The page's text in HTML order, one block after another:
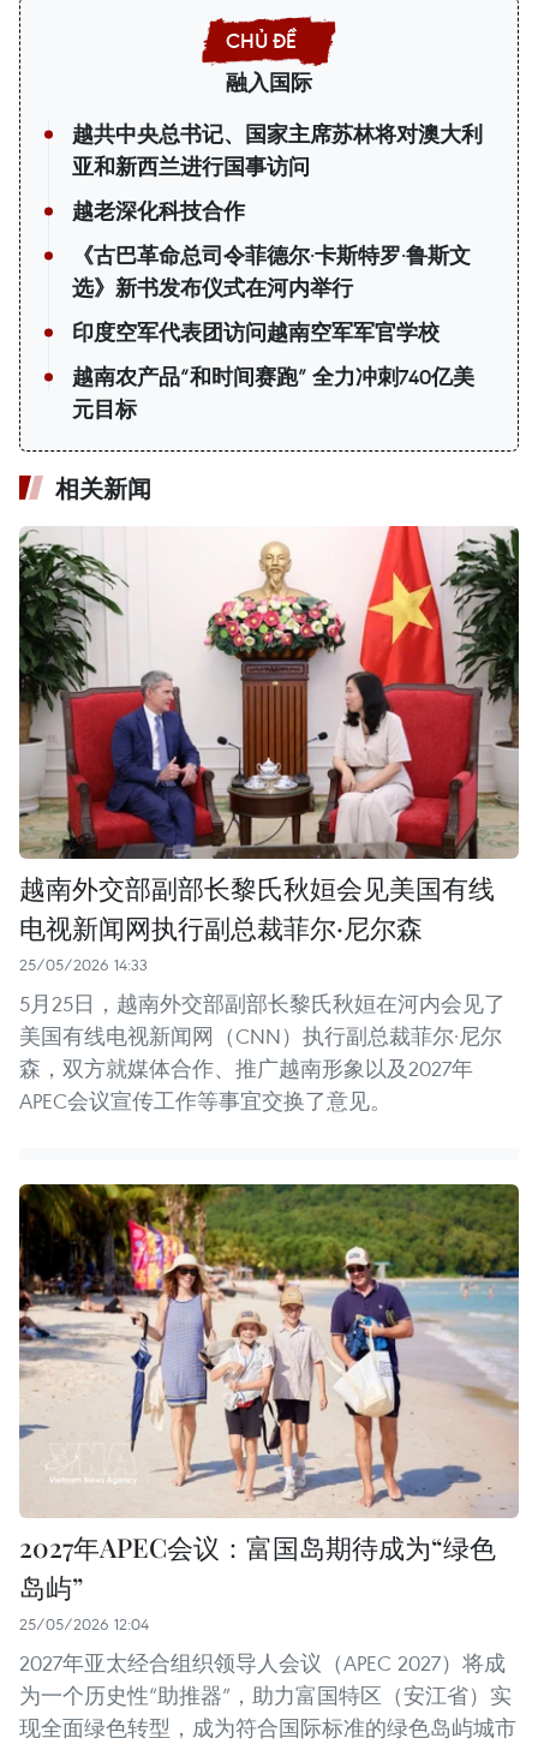
融入国际
越共中央总书记、国家主席苏林将对澳大利
亚和新西兰进行国事访问
越老深化科技合作
《古巴革命总司令菲德尔·卡斯特罗·鲁斯文
选》新书发布仪式在河内举行
印度空军代表团访问越南空军军官学校
越南农产品“和时间赛跑” 全力冲刺740亿美
元目标
相关新闻
越南外交部副部长黎氏秋姮会见美国有线
电视新闻网执行副总裁菲尔·尼尔森
25/05/2026 14:33
5月25日，越南外交部副部长黎氏秋姮在河内会见了
美国有线电视新闻网（CNN）执行副总裁菲尔·尼尔
森，双方就媒体合作、推广越南形象以及2027年
APEC会议宣传工作等事宜交换了意见。
2027年APEC会议：富国岛期待成为“绿色
岛屿”
25/05/2026 12:04
2027年亚太经合组织领导人会议（APEC 2027）将成
为一个历史性“助推器”，助力富国特区（安江省）实
现全面绿色转型，成为符合国际标准的绿色岛屿城市